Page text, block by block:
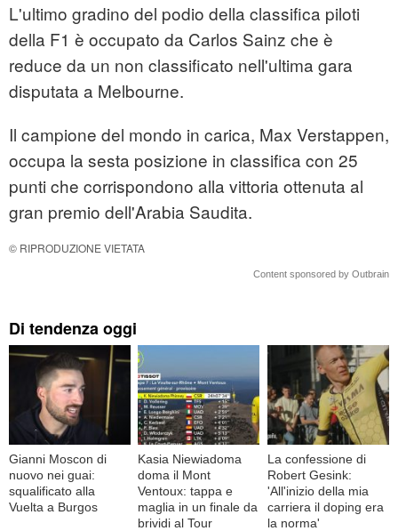
L'ultimo gradino del podio della classifica piloti
della F1 è occupato da Carlos Sainz che è
reduce da un non classificato nell'ultima gara
disputata a Melbourne.
Il campione del mondo in carica, Max Verstappen,
occupa la sesta posizione in classifica con 25
punti che corrispondono alla vittoria ottenuta al
gran premio dell'Arabia Saudita.
© RIPRODUZIONE VIETATA
Content sponsored by Outbrain
Di tendenza oggi
Gianni Moscon di
nuovo nei guai:
squalificato alla
Vuelta a Burgos
Kasia Niewiadoma
doma il Mont
Ventoux: tappa e
maglia in un finale da
brividi al Tour
La confessione di
Robert Gesink:
'All'inizio della mia
carriera il doping era
la norma'